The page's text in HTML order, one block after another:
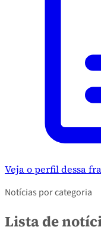
Veja o perfil dessa
Notícias por categoria
Lista de